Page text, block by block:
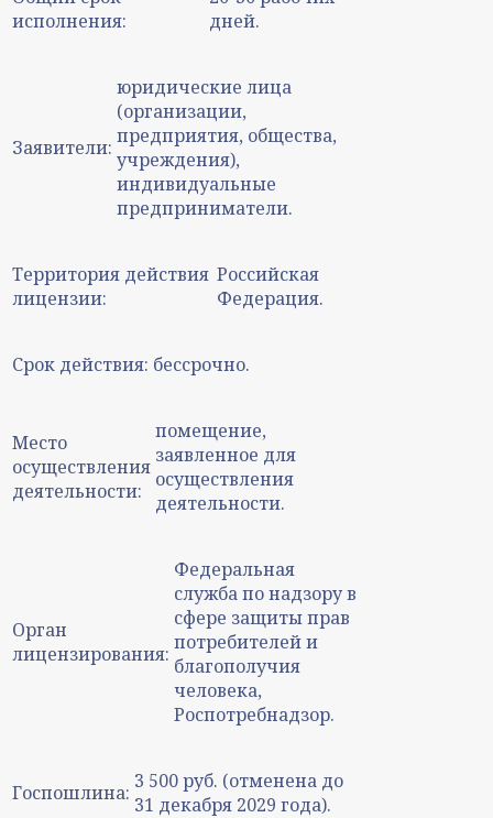
исполнения:
дней.
Заявители:
юридические лица
(организации,
предприятия, общества,
учреждения),
индивидуальные
предприниматели.
Территория действия
лицензии:
Российская
Федерация.
Срок действия: бессрочно.
Место
осуществления
деятельности:
помещение,
заявленное для
осуществления
деятельности.
Орган
лицензирования:
Федеральная
служба по надзору в
сфере защиты прав
потребителей и
благополучия
человека,
Роспотребнадзор.
Госпошлина: 3 500 руб. (отменена до
31 декабря 2029 года).